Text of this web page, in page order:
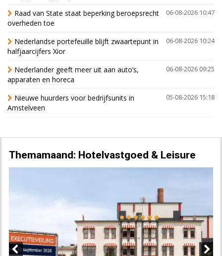
06-08-2026 10:47
Raad van State staat beperking beroepsrecht
overheden toe
06-08-2026 10:24
Nederlandse portefeuille blijft zwaartepunt in
halfjaarcijfers Xior
06-08-2026 09:25
Nederlander geeft meer uit aan auto’s,
apparaten en horeca
05-08-2026 15:18
Nieuwe huurders voor bedrijfsunits in
Amstelveen
Themamaand: Hotelvastgoed & Leisure